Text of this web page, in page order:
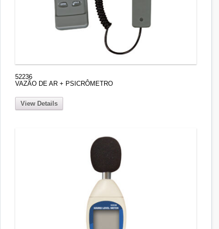
52236
VAZÃO DE AR + PSICRÔMETRO
View Details